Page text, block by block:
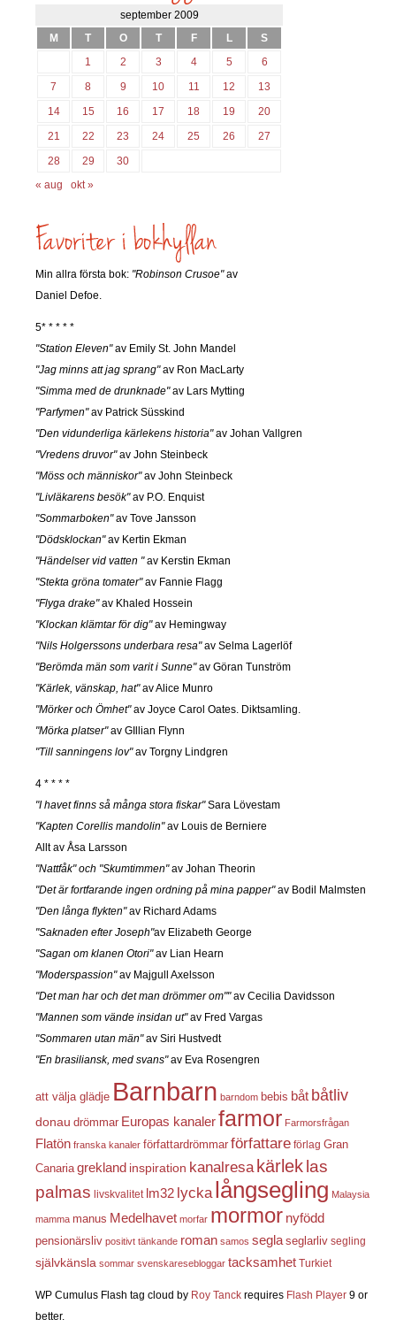
september 2009
M
T O T F L
S
1
2 3 4 5
6
7
8 9 10 11 12
13
14
15 16 17 18 19
20
21
22 23 24 25 26
27
28
29
30
« aug
okt »
Min allra första bok: "Robinson Crusoe"av
Daniel Defoe.
5* * * * *
"Station Eleven"av Emily St. John Mandel
"Jag minns att jag sprang"av Ron MacLarty
"Simma med de drunknade"av Lars Mytting
"Parfymen"av Patrick Süsskind
"Den vidunderliga kärlekens historia"av Johan Vallgren
"Vredens druvor"av John Steinbeck
"Möss och människor"av John Steinbeck
"Livläkarens besök"av P.O. Enquist
"Sommarboken"av Tove Jansson
"Dödsklockan"av Kertin Ekman
"Händelser vid vatten "av Kerstin Ekman
"Stekta gröna tomater"av Fannie Flagg
"Flyga drake"av Khaled Hossein
"Klockan klämtar för dig"av Hemingway
"Nils Holgerssons underbara resa"av Selma Lagerlöf
"Berömda män som varit i Sunne"av Göran Tunström
"Kärlek, vänskap, hat"av Alice Munro
"Mörker och Ömhet"av Joyce Carol Oates. Diktsamling.
"Mörka platser"av GIllian Flynn
"Till sanningens lov"av Torgny Lindgren
4 * * * *
"I havet finns så många stora fiskar"Sara Lövestam
"Kapten Corellis mandolin"av Louis de Berniere
Allt av Åsa Larsson
"Nattfåk" och "Skumtimmen"av Johan Theorin
"Det är fortfarande ingen ordning på mina papper"av Bodil Malmsten
"Den långa flykten"av Richard Adams
"Saknaden efter Joseph"av Elizabeth George
"Sagan om klanen Otori"av Lian Hearn
"Moderspassion"av Majgull Axelsson
"Det man har och det man drömmer om""av Cecilia Davidsson
"Mannen som vände insidan ut"av Fred Vargas
"Sommaren utan män"av Siri Hustvedt
"En brasiliansk, med svans"av Eva Rosengren
att välja glädje Barnbarn barndom bebis båt båtliv
donau drömmar Europas kanalerfarmor Farmorsfrågan
Flatön franska kanaler författardrömmar författare förlag Gran
Canaria grekland inspiration kanalresa kärleklas
palmas livskvalitet lm32 lycka långsegling Malaysia
mamma manus Medelhavet morfar mormor nyfödd
pensionärsliv positivt tänkande roman samos segla seglarliv segling
självkänsla sommar svenskaresebloggar tacksamhet Turkiet
WP Cumulus Flash tag cloud by Roy Tanck requires Flash Player 9 or
better.